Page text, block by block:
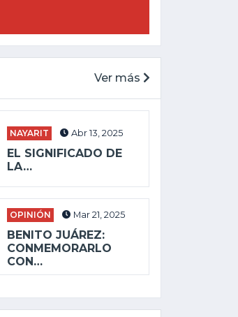
Ver más
NAYARIT Abr 13, 2025
EL SIGNIFICADO DE
LA…
OPINIÓN Mar 21, 2025
BENITO JUÁREZ:
CONMEMORARLO
CON…